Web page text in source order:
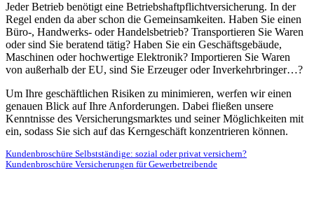
Jeder Betrieb benötigt eine Betriebshaftpflichtversicherung. In der
Regel enden da aber schon die Gemeinsamkeiten. Haben Sie einen
Büro-, Handwerks- oder Handelsbetrieb? Transportieren Sie Waren
oder sind Sie beratend tätig? Haben Sie ein Geschäftsgebäude,
Maschinen oder hochwertige Elektronik? Importieren Sie Waren
von außerhalb der EU, sind Sie Erzeuger oder Inverkehrbringer…?
Um Ihre geschäftlichen Risiken zu minimieren, werfen wir einen
genauen Blick auf Ihre Anforderungen. Dabei fließen unsere
Kenntnisse des Versicherungsmarktes und seiner Möglichkeiten mit
ein, sodass Sie sich auf das Kerngeschäft konzentrieren können.
Kundenbroschüre Selbstständige: sozial oder privat versichern?
Kundenbroschüre Versicherungen für Gewerbetreibende